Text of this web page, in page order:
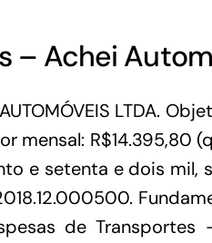
– Achei
LTDA.
mensal: R$14.395,80
e setenta e dois mil,
de Transportes